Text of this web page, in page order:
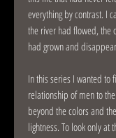
everything by contrast. I
the river had flowed, the
had grown and
In this series I wanted to
relationship of men to
beyond the colors and
lightness. To look only at